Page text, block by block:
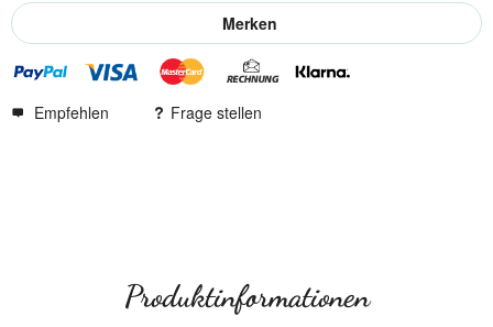
Merken
Empfehlen Frage stellen
Produktinformationen